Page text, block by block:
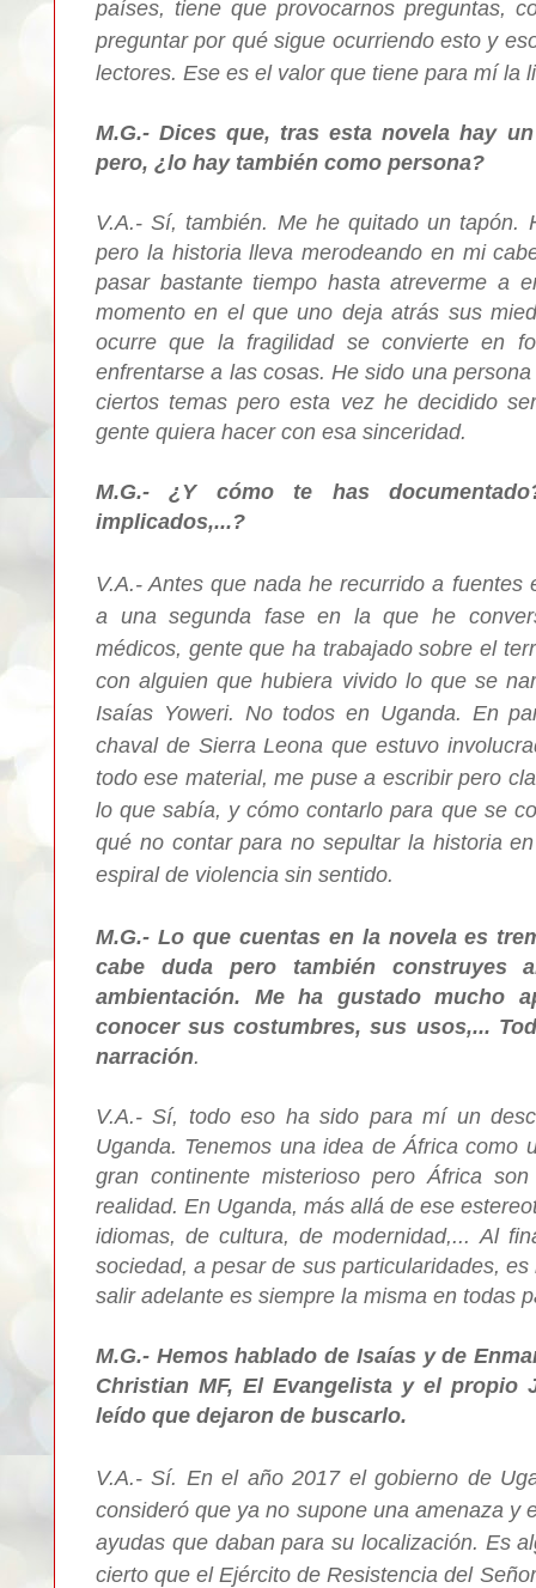
países, tiene que provocarnos preguntas,
preguntar por qué sigue ocurriendo esto y
lectores. Ese es el valor que tiene para mí la
M.G.- Dices que, tras esta novela hay
pero, ¿lo hay también como persona?
V.A.- Sí, también. Me he quitado un tapón.
pero la historia lleva merodeando en mi
pasar bastante tiempo hasta atreverme a
momento en el que uno deja atrás sus
ocurre que la fragilidad se convierte en
enfrentarse a las cosas. He sido una
ciertos temas pero esta vez he decidido
gente quiera hacer con esa sinceridad.
M.G.- ¿Y cómo te has
implicados,...?
V.A.- Antes que nada he recurrido a
a una segunda fase en la que he
médicos, gente que ha trabajado sobre el
con alguien que hubiera vivido lo que se
Isaías Yoweri. No todos en Uganda. En
chaval de Sierra Leona que estuvo
todo ese material, me puse a escribir pero
lo que sabía, y cómo contarlo para que se
qué no contar para no sepultar la historia
espiral de violencia sin sentido.
M.G.- Lo que cuentas en la novela es
cabe duda pero también construyes
ambientación. Me ha gustado mucho
conocer sus costumbres, sus usos,...
narración.
V.A.- Sí, todo eso ha sido para mí un
Uganda. Tenemos una idea de África como
gran continente misterioso pero África
realidad. En Uganda, más allá de ese
idiomas, de cultura, de modernidad,...Al
sociedad, a pesar de sus particularidades,
salir adelante es siempre la misma en todas
M.G.- Hemos hablado de Isaías y de
Christian MF, El Evangelista y el propio
leído que dejaron de buscarlo.
V.A.- Sí. En el año 2017 el gobierno de
consideró que ya no supone una amenaza y
ayudas que daban para su localización. Es
cierto que el Ejército de Resistencia del